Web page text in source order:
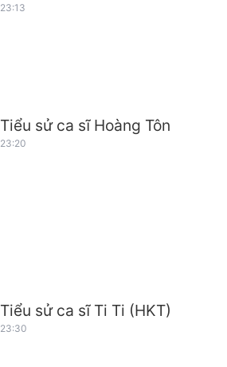
23:13
Tiểu sử ca sĩ Hoàng Tôn
23:20
Tiểu sử ca sĩ Ti Ti (HKT)
23:30